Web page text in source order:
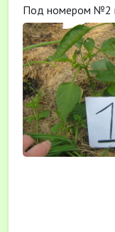
Под номером №2